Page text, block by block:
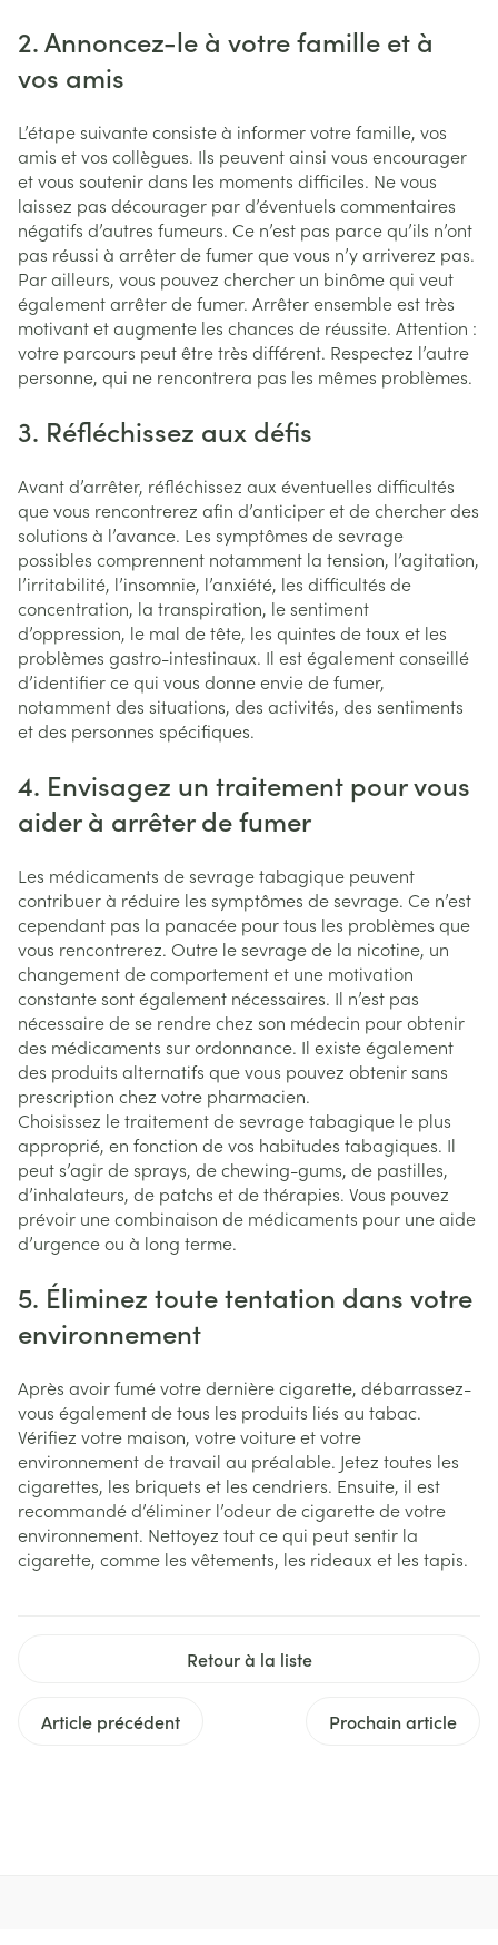
2. Annoncez-le à votre famille et à
vos amis
L’étape suivante consiste à informer votre famille, vos
amis et vos collègues. Ils peuvent ainsi vous encourager
et vous soutenir dans les moments difficiles. Ne vous
laissez pas décourager par d’éventuels commentaires
négatifs d’autres fumeurs. Ce n’est pas parce qu’ils n’ont
pas réussi à arrêter de fumer que vous n’y arriverez pas.
Par ailleurs, vous pouvez chercher un binôme qui veut
également arrêter de fumer. Arrêter ensemble est très
motivant et augmente les chances de réussite. Attention :
votre parcours peut être très différent. Respectez l’autre
personne, qui ne rencontrera pas les mêmes problèmes.
3. Réfléchissez aux défis
Avant d’arrêter, réfléchissez aux éventuelles difficultés
que vous rencontrerez afin d’anticiper et de chercher des
solutions à l’avance. Les symptômes de sevrage
possibles comprennent notamment la tension, l’agitation,
l’irritabilité, l’insomnie, l’anxiété, les difficultés de
concentration, la transpiration, le sentiment
d’oppression, le mal de tête, les quintes de toux et les
problèmes gastro-intestinaux. Il est également conseillé
d’identifier ce qui vous donne envie de fumer,
notamment des situations, des activités, des sentiments
et des personnes spécifiques.
4. Envisagez un traitement pour vous
aider à arrêter de fumer
Les médicaments de sevrage tabagique peuvent
contribuer à réduire les symptômes de sevrage. Ce n’est
cependant pas la panacée pour tous les problèmes que
vous rencontrerez. Outre le sevrage de la nicotine, un
changement de comportement et une motivation
constante sont également nécessaires. Il n’est pas
nécessaire de se rendre chez son médecin pour obtenir
des médicaments sur ordonnance. Il existe également
des produits alternatifs que vous pouvez obtenir sans
prescription chez votre pharmacien.
Choisissez le traitement de sevrage tabagique le plus
approprié, en fonction de vos habitudes tabagiques. Il
peut s’agir de sprays, de chewing-gums, de pastilles,
d’inhalateurs, de patchs et de thérapies. Vous pouvez
prévoir une combinaison de médicaments pour une aide
d’urgence ou à long terme.
5. Éliminez toute tentation dans votre
environnement
Après avoir fumé votre dernière cigarette, débarrassez-
vous également de tous les produits liés au tabac.
Vérifiez votre maison, votre voiture et votre
environnement de travail au préalable. Jetez toutes les
cigarettes, les briquets et les cendriers. Ensuite, il est
recommandé d’éliminer l’odeur de cigarette de votre
environnement. Nettoyez tout ce qui peut sentir la
cigarette, comme les vêtements, les rideaux et les tapis.
Retour à la liste
Article précédent Prochain article